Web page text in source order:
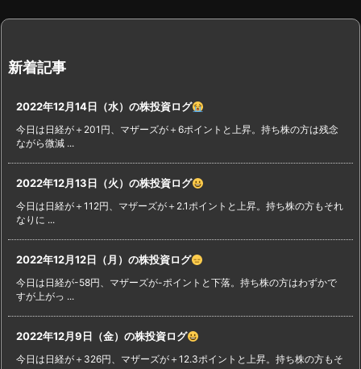
新着記事
2022年12月14日（水）の株投資ログ
今日は日経が＋201円、マザーズが＋6ポイントと上昇。持ち株の方は残念
ながら微減 ...
2022年12月13日（火）の株投資ログ
今日は日経が＋112円、マザーズが＋2.1ポイントと上昇。持ち株の方もそれ
なりに ...
2022年12月12日（月）の株投資ログ
今日は日経が-58円、マザーズが-ポイントと下落。持ち株の方はわずかで
すが上がっ ...
2022年12月9日（金）の株投資ログ
今日は日経が＋326円、マザーズが＋12.3ポイントと上昇。持ち株の方もそ